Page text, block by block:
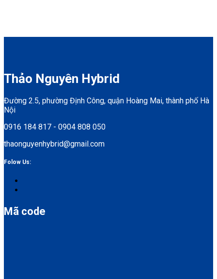
Thảo Nguyên Hybrid
Đường 2.5, phường Định Công, quận Hoàng Mai, thành phố Hà
Nội
0916 184 817 - 0904 808 050
thaonguyenhybrid@gmail.com
Folow Us:
Mã code